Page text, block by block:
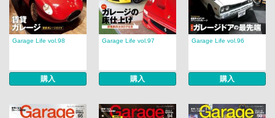
Garage Life vol.98
購入
Garage Life vol.97
購入
Garage Life vol.96
購入